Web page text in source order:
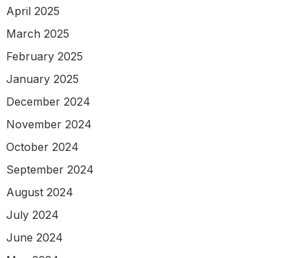
April 2025
March 2025
February 2025
January 2025
December 2024
November 2024
October 2024
September 2024
August 2024
July 2024
June 2024